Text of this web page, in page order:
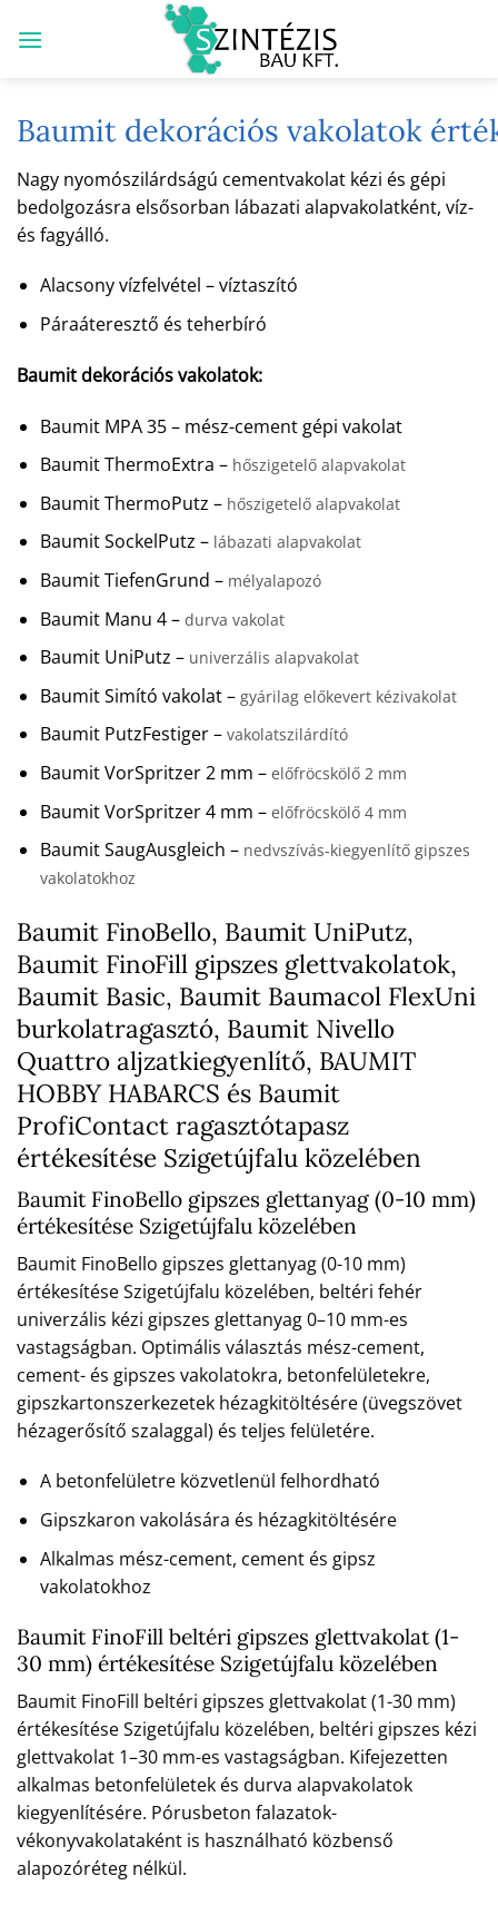
Baumit dekorációs vakolatok
Nagy nyomószilárdságú cementvakolat kézi és gépi
bedolgozásra elsősorban lábazati alapvakolatként, víz-
és fagyálló.
Alacsony vízfelvétel – víztaszító
Páraáteresztő és teherbíró
Baumit dekorációs vakolatok:
Baumit MPA 35 – mész-cement gépi vakolat
Baumit ThermoExtra – hőszigetelő alapvakolat
Baumit ThermoPutz – hőszigetelő alapvakolat
Baumit SockelPutz – lábazati alapvakolat
Baumit TiefenGrund – mélyalapozó
Baumit Manu 4 – durva vakolat
Baumit UniPutz – univerzális alapvakolat
Baumit Simító vakolat – gyárilag előkevert kézivakolat
Baumit PutzFestiger – vakolatszilárdító
Baumit VorSpritzer 2 mm – előfröcskölő 2 mm
Baumit VorSpritzer 4 mm – előfröcskölő 4 mm
Baumit SaugAusgleich – nedvszívás-kiegyenlítő gipszes
vakolatokhoz
Baumit FinoBello, Baumit UniPutz,
Baumit FinoFill gipszes glettvakolatok,
Baumit Basic, Baumit Baumacol FlexUni
burkolatragasztó, Baumit Nivello
Quattro aljzatkiegyenlítő, BAUMIT
HOBBY HABARCS és Baumit
ProfiContact ragasztótapasz
értékesítése Szigetújfalu közelében
Baumit FinoBello gipszes glettanyag (0-10 mm)
értékesítése Szigetújfalu közelében
Baumit FinoBello gipszes glettanyag (0-10 mm)
értékesítése Szigetújfalu közelében, beltéri fehér
univerzális kézi gipszes glettanyag 0–10 mm-es
vastagságban. Optimális választás mész-cement,
cement- és gipszes vakolatokra, betonfelületekre,
gipszkartonszerkezetek hézagkitöltésére (üvegszövet
hézagerősítő szalaggal) és teljes felületére.
A betonfelületre közvetlenül felhordható
Gipszkaron vakolására és hézagkitöltésére
Alkalmas mész-cement, cement és gipsz
vakolatokhoz
Baumit FinoFill beltéri gipszes glettvakolat (1-
30 mm) értékesítése Szigetújfalu közelében
Baumit FinoFill beltéri gipszes glettvakolat (1-30 mm)
értékesítése Szigetújfalu közelében, beltéri gipszes kézi
glettvakolat 1–30 mm-es vastagságban. Kifejezetten
alkalmas betonfelületek és durva alapvakolatok
kiegyenlítésére. Pórusbeton falazatok-
vékonyvakolataként is használható közbenső
alapozóréteg nélkül.